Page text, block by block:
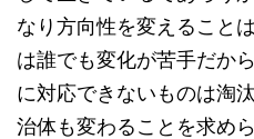
なり方向性を変えること
は誰でも変化が苦手だか
に対応できないものは淘
治体も変わることを求め